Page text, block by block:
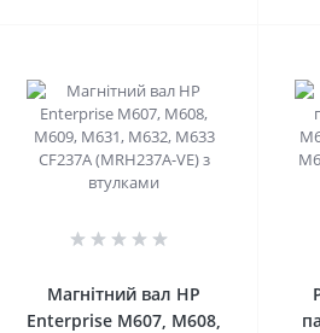
Магнітний вал HP
Enterprise M607, M608,